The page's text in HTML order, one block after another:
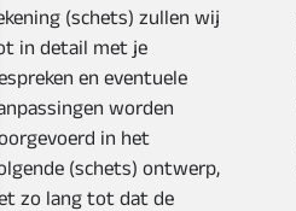
(schets) zullen wij
in detail met je
en eventuele
worden
in het
(schets) ontwerp,
zo lang tot dat de